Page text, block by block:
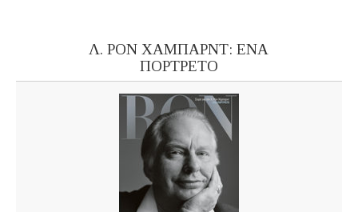
Λ. ΡΟΝ ΧΑΜΠΑΡΝΤ: ΕΝΑ
ΠΟΡΤΡΕΤΟ